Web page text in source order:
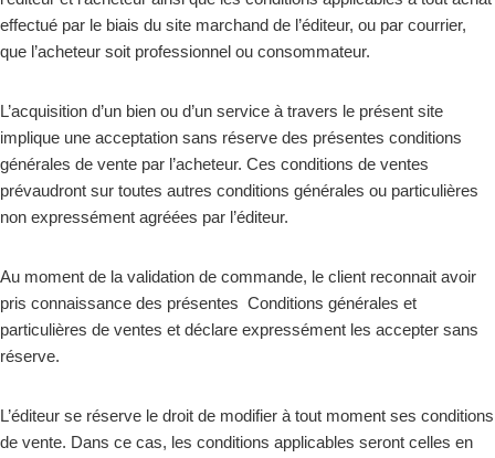
effectué par le biais du site marchand de l’éditeur, ou par courrier,
que l’acheteur soit professionnel ou consommateur.
L’acquisition d’un bien ou d’un service à travers le présent site
implique une acceptation sans réserve des présentes conditions
générales de vente par l’acheteur. Ces conditions de ventes
prévaudront sur toutes autres conditions générales ou particulières
non expressément agréées par l’éditeur.
Au moment de la validation de commande, le client reconnait avoir
pris connaissance des présentes Conditions générales et
particulières de ventes et déclare expressément les accepter sans
réserve.
L’éditeur se réserve le droit de modifier à tout moment ses conditions
de vente. Dans ce cas, les conditions applicables seront celles en